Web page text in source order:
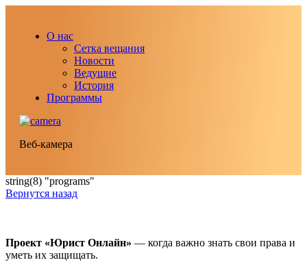
О нас
Сетка вещания
Новости
Ведущие
История
Программы
Веб-камера
string(8) "programs"
Вернутся назад
Проект «Юрист Онлайн» — когда важно знать свои права и
уметь их защищать.